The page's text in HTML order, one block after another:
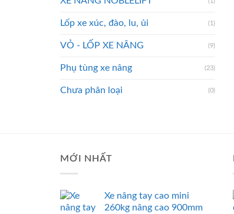
Lốp xe xúc, đào, lu, ủi (1)
VỎ - LỐP XE NÂNG (9)
Phụ tùng xe nâng (23)
Chưa phân loại (0)
MỚI NHẤT
Xe nâng tay cao mini
260kg nâng cao 900mm